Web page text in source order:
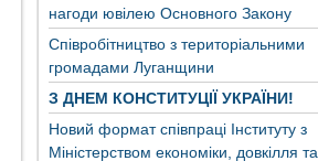
нагоди ювілею Основного Закону
Співробітництво з територіальними
громадами Луганщини
З ДНЕМ КОНСТИТУЦІЇ УКРАЇНИ!
Новий формат співпраці Інституту з
Міністерством економіки, довкілля та